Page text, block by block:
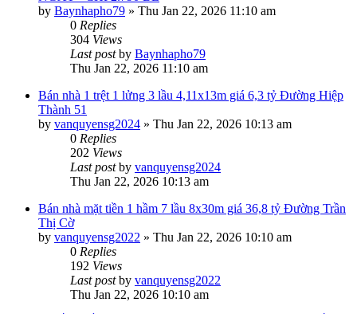
by Baynhapho79 » Thu Jan 22, 2026 11:10 am
0 Replies
304 Views
Last postby Baynhapho79
Thu Jan 22, 2026 11:10 am
Bán nhà 1 trệt 1 lửng 3 lầu 4,11x13m giá 6,3 tỷ Đường Hiệp
Thành 51
by vanquyensg2024 » Thu Jan 22, 2026 10:13 am
0 Replies
202 Views
Last postby vanquyensg2024
Thu Jan 22, 2026 10:13 am
Bán nhà mặt tiền 1 hầm 7 lầu 8x30m giá 36,8 tỷ Đường Trần
Thị Cờ
by vanquyensg2022 » Thu Jan 22, 2026 10:10 am
0 Replies
192 Views
Last postby vanquyensg2022
Thu Jan 22, 2026 10:10 am